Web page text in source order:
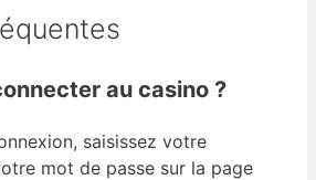
au casino ?
saisissez votre
mot de passe sur la page